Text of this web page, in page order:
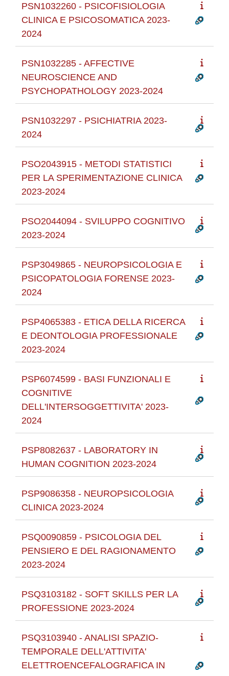
PSN1032260 - PSICOFISIOLOGIA
CLINICA E PSICOSOMATICA 2023-
2024
PSN1032285 - AFFECTIVE
NEUROSCIENCE AND
PSYCHOPATHOLOGY 2023-2024
PSN1032297 - PSICHIATRIA 2023-
2024
PSO2043915 - METODI STATISTICI
PER LA SPERIMENTAZIONE CLINICA
2023-2024
PSO2044094 - SVILUPPO COGNITIVO
2023-2024
PSP3049865 - NEUROPSICOLOGIA E
PSICOPATOLOGIA FORENSE 2023-
2024
PSP4065383 - ETICA DELLA RICERCA
E DEONTOLOGIA PROFESSIONALE
2023-2024
PSP6074599 - BASI FUNZIONALI E
COGNITIVE
DELL'INTERSOGGETTIVITA' 2023-
2024
PSP8082637 - LABORATORY IN
HUMAN COGNITION 2023-2024
PSP9086358 - NEUROPSICOLOGIA
CLINICA 2023-2024
PSQ0090859 - PSICOLOGIA DEL
PENSIERO E DEL RAGIONAMENTO
2023-2024
PSQ3103182 - SOFT SKILLS PER LA
PROFESSIONE 2023-2024
PSQ3103940 - ANALISI SPAZIO-
TEMPORALE DELL'ATTIVITA'
ELETTROENCEFALOGRAFICA IN